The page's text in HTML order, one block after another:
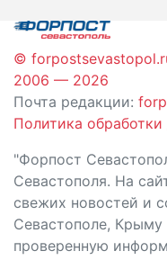
©
2006 — 2026
Почта редакции:
Политика
"Форпост
Севастополя. На
свежих новостей и
Севастополе,
проверенную